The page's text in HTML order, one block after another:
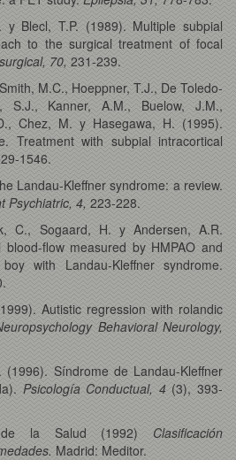
y Blecl, T.P. (1989). Multiple subpial
to the surgical treatment of focal
70, 231-239.
M.C., Hoeppner, T.J., De Toledo-
S.J., Kanner, A.M., Buelow, J.M.,
Chez, M. y Hasegawa, H. (1995).
Treatment with subpial intracortical
1546.
Landau-Kleffner syndrome: a review.
Psychiatric, 4, 223-228.
C., Sogaard, H. y Andersen, A.R.
flow measured by HMPAO and
with Landau-Kleffner syndrome.
Autistic regression with rolandic
Behavioral Neurology,
Síndrome de Landau-Kleffner
Psicología Conductual, 4 (3), 393-
de la Salud (1992) Clasificación
Madrid: Meditor.